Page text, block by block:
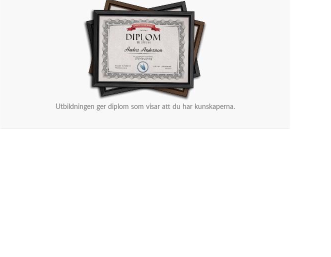
Utbildningen ger diplom som visar att du har kunskaperna.